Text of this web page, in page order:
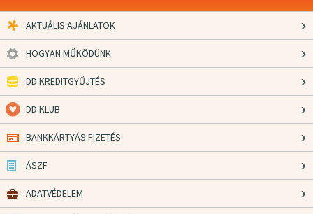
AKTUÁLIS AJÁNLATOK
HOGYAN MŰKÖDÜNK
DD KREDITGYŰJTÉS
DD KLUB
BANKKÁRTYÁS FIZETÉS
ÁSZF
ADATVÉDELEM